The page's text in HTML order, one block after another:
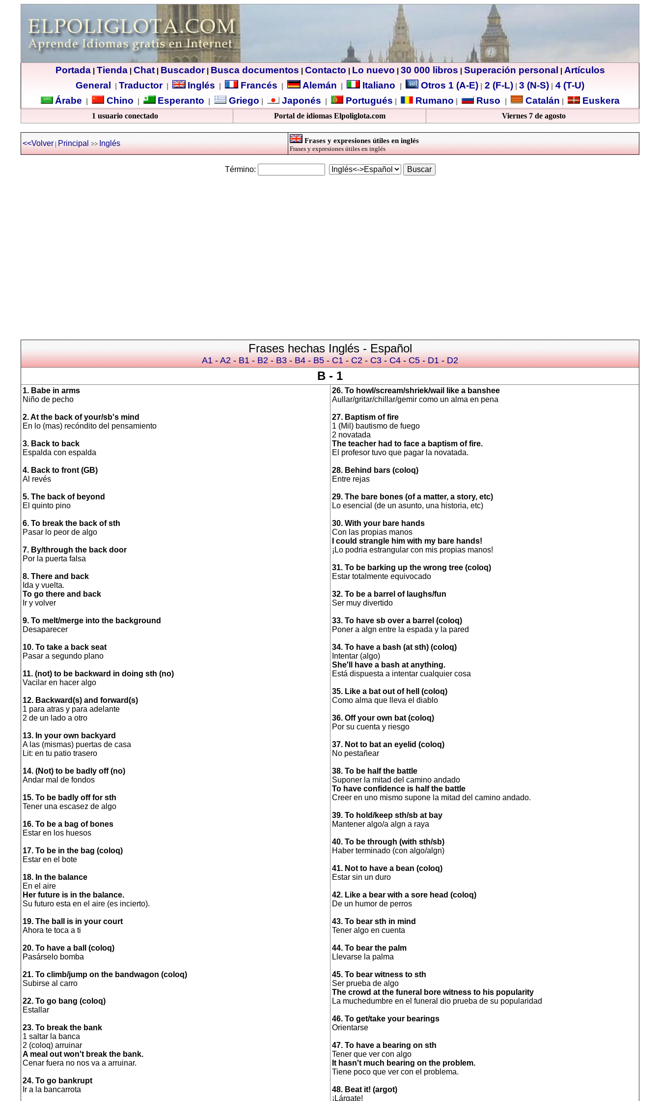
Portada| Tienda| Chat| Buscador| Busca documentos Contacto Lo nuevo 30 000 libros Superación personal
Artículos
General
Traductor| Inglés Francés Alemán Italiano Otros 1 (A-E) 2 (F-L) 3 (N-S)
4 (T-U)
Árabe
Chino Esperanto Griego Japonés Portugués Rumano Ruso Catalán Euskera
1 usuario conectado Portal de idiomas Elpoliglota.com Viernes 7 de agosto
<<Volver|Principal >>Inglés Frases y expresiones útiles en inglés
Frases y expresiones útiles en inglés
Término:
Frases hechas Inglés - Español
A1-A2-B1-B2-B3-B4-B5-C1-C2-C3-C4-C5-D1-D2
B - 1
1. Babe in arms
Niño de pecho
2. At the back of your/sb's mind
En lo (mas) recóndito del pensamiento
3. Back to back
Espalda con espalda
4. Back to front (GB)
Al revés
5. The back of beyond
El quinto pino
6. To break the back of sth
Pasar lo peor de algo
7. By/through the back door
Por la puerta falsa
8. There and back
Ida y vuelta.
To go there and back
Ir y volver
9. To melt/merge into the background
Desaparecer
10. To take a back seat
Pasar a segundo plano
11. (not) to be backward in doing sth (no)
Vacilar en hacer algo
12. Backward(s) and forward(s)
1 para atras y para adelante
2 de un lado a otro
13. In your own backyard
A las (mismas) puertas de casa
Lit: en tu patio trasero
14. (Not) to be badly off (no)
Andar mal de fondos
15. To be badly off for sth
Tener una escasez de algo
16. To be a bag of bones
Estar en los huesos
17. To be in the bag (coloq)
Estar en el bote
18. In the balance
En el aire
Her future is in the balance.
Su futuro esta en el aire (es incierto).
19. The ball is in your court
Ahora te toca a ti
20. To have a ball (coloq)
Pasárselo bomba
21. To climb/jump on the bandwagon (coloq)
Subirse al carro
22. To go bang (coloq)
Estallar
23. To break the bank
1 saltar la banca
2 (coloq) arruinar
A meal out won't break the bank.
Cenar fuera no nos va a arruinar.
24. To go bankrupt
Ir a la bancarrota
26. To howl/scream/shriek/wail like a banshee
Aullar/gritar/chillar/gemir como un alma en pena
27. Baptism of fire
1 (Mil) bautismo de fuego
2 novatada
The teacher had to face a baptism of fire.
El profesor tuvo que pagar la novatada.
28. Behind bars (coloq)
Entre rejas
29. The bare bones (of a matter, a story, etc)
Lo esencial (de un asunto, una historia, etc)
30. With your bare hands
Con las propias manos
I could strangle him with my bare hands!
¡Lo podria estrangular con mis propias manos!
31. To be barking up the wrong tree (coloq)
Estar totalmente equivocado
32. To be a barrel of laughs/fun
Ser muy divertido
33. To have sb over a barrel (coloq)
Poner a algn entre la espada y la pared
34. To have a bash (at sth) (coloq)
Intentar (algo)
She'll have a bash at anything.
Está dispuesta a intentar cualquier cosa
35. Like a bat out of hell (coloq)
Como alma que lleva el diablo
36. Off your own bat (coloq)
Por su cuenta y riesgo
37. Not to bat an eyelid (coloq)
No pestañear
38. To be half the battle
Suponer la mitad del camino andado
To have confidence is half the battle
Creer en uno mismo supone la mitad del camino andado.
39. To hold/keep sth/sb at bay
Mantener algo/a algn a raya
40. To be through (with sth/sb)
Haber terminado (con algo/algn)
41. Not to have a bean (coloq)
Estar sin un duro
42. Like a bear with a sore head (coloq)
De un humor de perros
43. To bear sth in mind
Tener algo en cuenta
44. To bear the palm
Llevarse la palma
45. To bear witness to sth
Ser prueba de algo
The crowd at the funeral bore witness to his popularity
La muchedumbre en el funeral dio prueba de su popularidad
46. To get/take your bearings
Orientarse
47. To have a bearing on sth
Tener que ver con algo
It hasn't much bearing on the problem.
Tiene poco que ver con el problema.
48. Beat it! (argot)
¡Lárgate!